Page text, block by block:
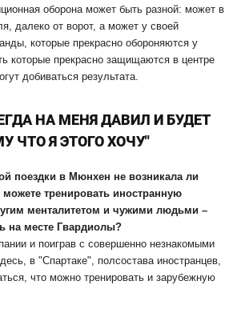
оборона может быть разной: может в
далеко от ворот, а может у своей
которые прекрасно обороняются у
которые прекрасно защищаются в центре
добиваться результата.
НА МЕНЯ ДАВИЛ И БУДЕТ
ЧТО Я ЭТОГО ХОЧУ"
поездки в Мюнхен не возникала ли
тренировать иностранную
менталитетом и чужими людьми –
на месте Гвардиолы?
и поиграв с совершенно незнакомыми
в "Спартаке", полсостава иностранцев,
что можно тренировать и зарубежную